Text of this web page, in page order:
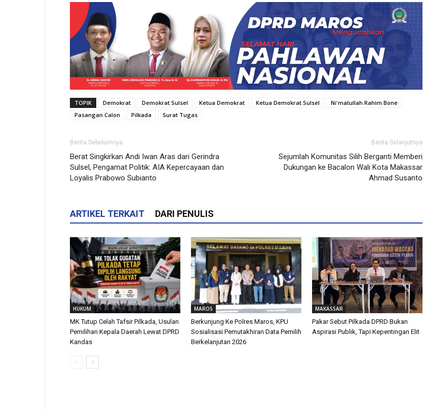
TOPIK Demokrat Demokrat Sulsel Ketua Demokrat Ketua Demokrat Sulsel
Ni'matullah Rahim Bone
Pasangan Calon
Pilkada Surat Tugas
Berita Sebelumnya
Berat Singkirkan Andi Iwan Aras dari Gerindra
Sulsel, Pengamat Politik: AIA Kepercayaan dan
Loyalis Prabowo Subianto
Berita Selanjutnya
Sejumlah Komunitas Silih Berganti Memberi
Dukungan ke Bacalon Wali Kota Makassar
Ahmad Susanto
ARTIKEL TERKAIT DARI PENULIS
HUKUM
MK Tutup Celah Tafsir Pilkada, Usulan
Pemilihan Kepala Daerah Lewat DPRD
Kandas
MAROS
Berkunjung Ke Polres Maros, KPU
Sosialisasi Pemutakhiran Data Pemilih
Berkelanjutan 2026
MAKASSAR
Pakar Sebut Pilkada DPRD Bukan
Aspirasi Publik, Tapi Kepentingan Elit